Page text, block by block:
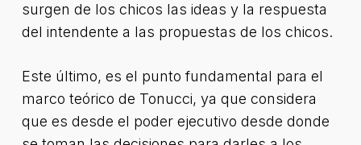
surgen de los chicos las ideas y la respuesta
del intendente a las propuestas de los chicos.
Este último, es el punto fundamental para el
marco teórico de Tonucci, ya que considera
que es desde el poder ejecutivo desde donde